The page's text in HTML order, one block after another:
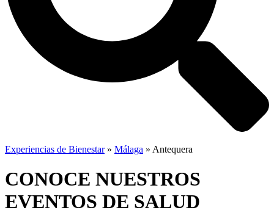
Experiencias de Bienestar» Málaga » Antequera
CONOCE NUESTROS
EVENTOS DE SALUD